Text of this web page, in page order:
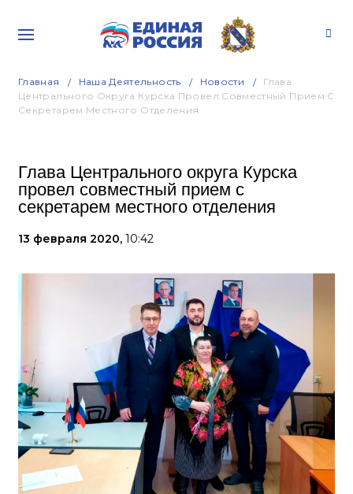
Главная Наша Деятельность Новости
Глава
Центрального Округа Курска Провел Совместный Прием С
Секретарем Местного Отделения
Глава Центрального округа Курска
провел совместный прием с
секретарем местного отделения
13 февраля 2020, 10:42